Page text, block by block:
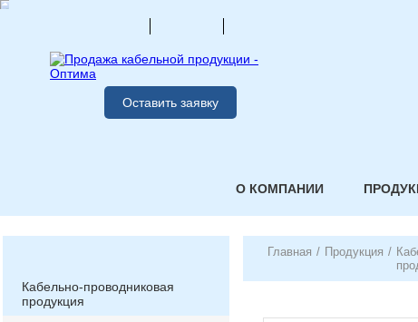
Оставить заявку
О КОМПАНИИ
Кабельно-проводниковая
продукция
Главная / Продукция /